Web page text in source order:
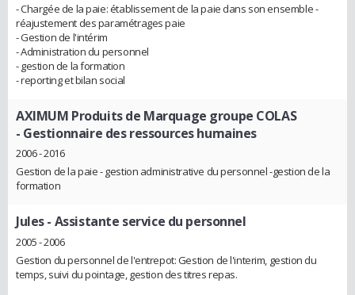
- Chargée de la paie: établissement de la paie dans son ensemble -
réajustement des paramétrages paie
- Gestion de l'intérim
- Administration du personnel
- gestion de la formation
- reporting et bilan social
AXIMUM Produits de Marquage groupe COLAS
- Gestionnaire des ressources humaines
2006 - 2016
Gestion de la paie - gestion administrative du personnel -gestion de la
formation
Jules- Assistante service du personnel
2005 - 2006
Gestion du personnel de l'entrepot: Gestion de l'interim, gestion du
temps, suivi du pointage, gestion des titres repas.